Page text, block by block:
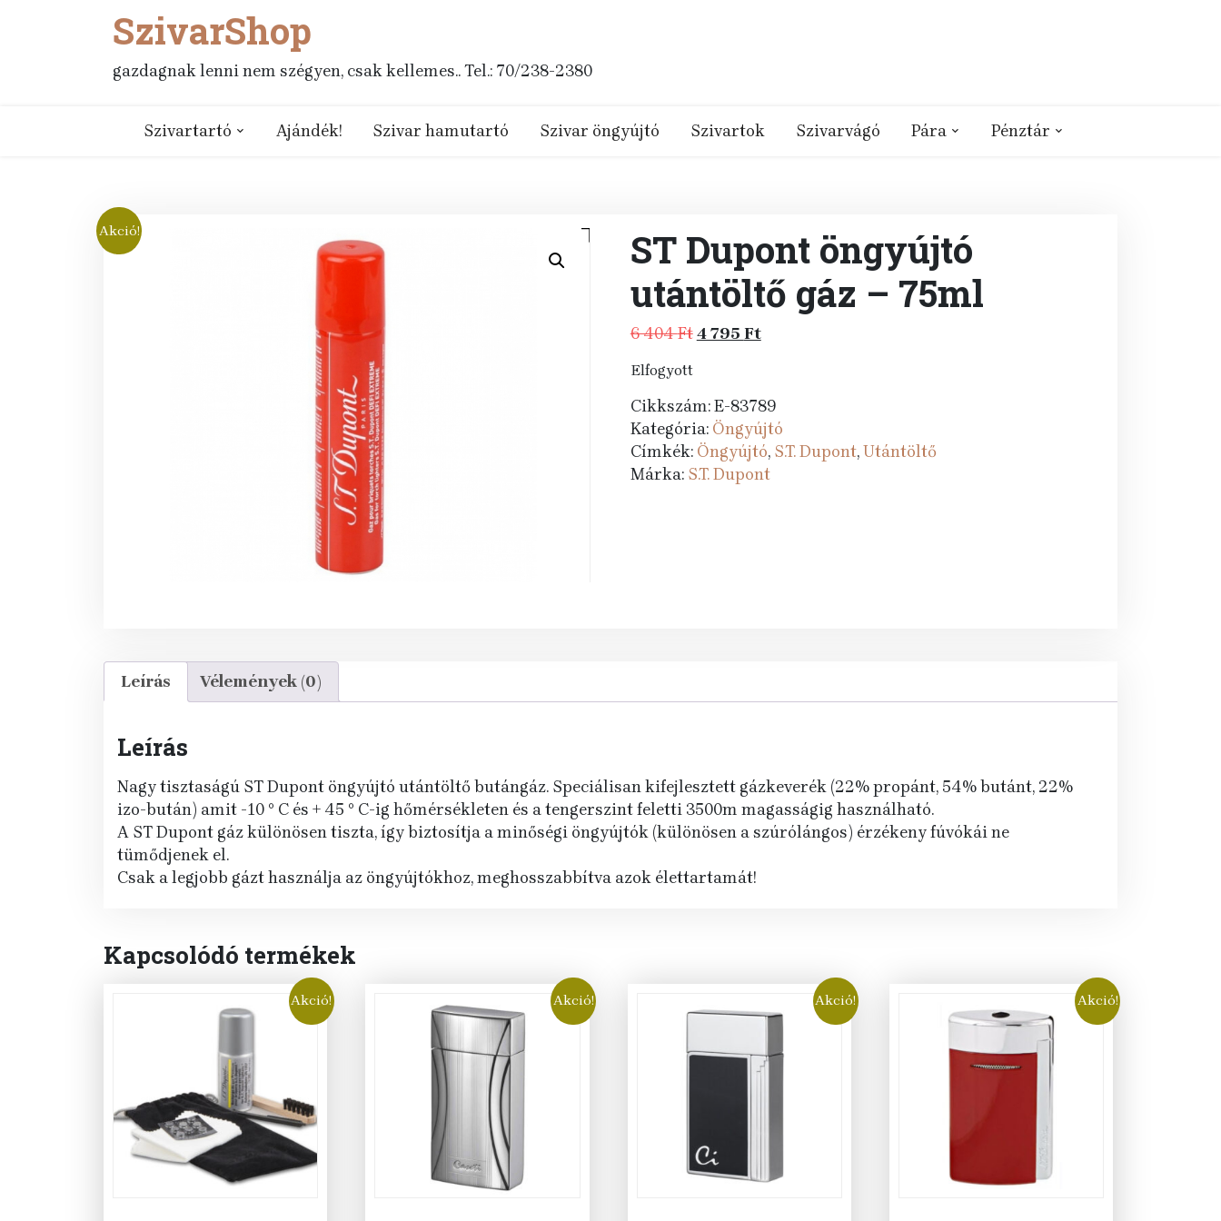
SzivarShop
gazdagnak lenni nem szégyen, csak kellemes.. Tel.: 70/238-2380
Szivartartó Ajándék! Szivar hamutartó Szivar öngyújtó Szivartok Szivarvágó Pára Pénztár
Akció!
ST Dupont öngyújtó
utántöltő gáz – 75ml
6 404FtOriginal
6
404 Ft.
4 795 FtCurrent
4
795 Ft.
Elfogyott
Cikkszám:E-83789
Kategória: Öngyújtó
Címkék: Öngyújtó, S.T. Dupont,Utántöltő
Márka: S.T. Dupont
Leírás Vélemények (0)
Leírás
Nagy tisztaságú ST Dupont öngyújtó utántöltő butángáz. Speciálisan kifejlesztett gázkeverék (22% propánt, 54% butánt, 22%
izo-bután) amit -10 ° C és + 45 ° C-ig hőmérsékleten és a tengerszint feletti 3500m magasságig használható.
A ST Dupont gáz különösen tiszta, így biztosítja a minőségi öngyújtók (különösen a szúrólángos) érzékeny fúvókái ne
tümődjenek el.
Csak a legjobb gázt használja az öngyújtókhoz, meghosszabbítva azok élettartamát!
Kapcsolódó termékek
Akció! Akció! Akció! Akció!